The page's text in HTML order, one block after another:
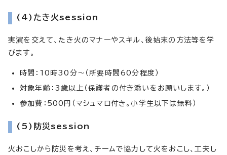
(4)たき火session
実演を交えて、たき火のマナーやスキル、後始末の方法等を学
びます。
時間：10時30分～（所要時間60分程度）
対象年齢：3歳以上（保護者の付き添いをお願いします。）
参加費：500円（マシュマロ付き。小学生以下は無料）
(5)防災session
火おこしから防災を考え、チームで協力して火をおこし、工夫し